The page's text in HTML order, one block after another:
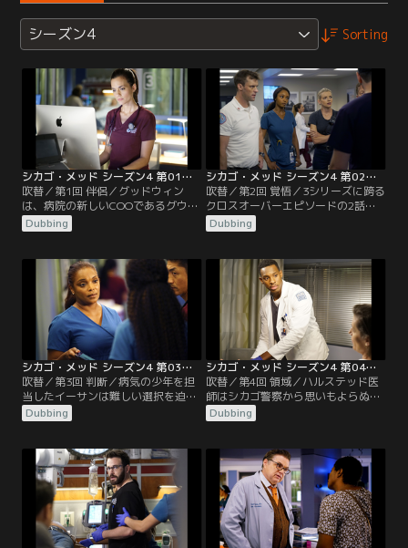
シーズン4 Sorting
シカゴ・メッド シーズン4 第01話／吹替
吹替／第1回 伴侶／グッドウィン
は、病院の新しいCOOであるグウェ
ン・ギャレット（ゲストスター：ヘ
ザー・ヘッドリー）と早くも衝突す
妹エミリーがまた薬物に手を出すの
ではないかと疑っている。チャール
ズは、過去の自分の行動と向き合う
ことになる。
Dubbing
シカゴ・メッド シーズン4 第02話／吹替
吹替／第2回 覚悟／3シリーズに跨る
クロスオーバーエピソードの2話
目。高層マンションの火災で、メッ
ドには患者が殺到し、医者や看護師
ズ医師は「シカゴ・ファイア」のメ
ンバーの一人の命を救おうと奮闘
し、ハルステッド医師と弟のジェイ
は個人的なわだかまりから喧嘩にな
Dubbing
シカゴ・メッド シーズン4 第03話／吹替
吹替／第3回 判断／病気の少年を担
当したイーサンは難しい選択を迫ら
れ、事態はさらに複雑で危険な状況
へと発展していく。コナーとマギー
ールズは新しい医学生のエルサにど
う対応するか悩まされる。
Dubbing
シカゴ・メッド シーズン4 第04話／吹替
吹替／第4回 領域／ハルステッド医
師はシカゴ警察から思いもよらぬ訪
問を受ける。一方イーサンは、慢性
的にな痛みを訴える女性に疑念を抱
が、患者の兄にはある想いがあって
治療の支援を拒否する。
Dubbing